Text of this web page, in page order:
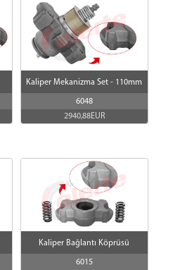
Kaliper Mekanizma Set - 110mm
6048
2940,88EUR
Kaliper Bağlantı Köprüsü
6015